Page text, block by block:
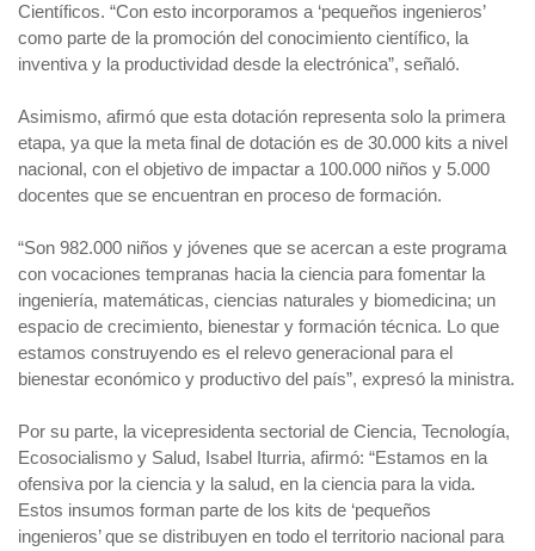
Científicos. “Con esto incorporamos a ‘pequeños ingenieros’
como parte de la promoción del conocimiento científico, la
inventiva y la productividad desde la electrónica”, señaló.
Asimismo, afirmó que esta dotación representa solo la primera
etapa, ya que la meta final de dotación es de 30.000 kits a nivel
nacional, con el objetivo de impactar a 100.000 niños y 5.000
docentes que se encuentran en proceso de formación.
“Son 982.000 niños y jóvenes que se acercan a este programa
con vocaciones tempranas hacia la ciencia para fomentar la
ingeniería, matemáticas, ciencias naturales y biomedicina; un
espacio de crecimiento, bienestar y formación técnica. Lo que
estamos construyendo es el relevo generacional para el
bienestar económico y productivo del país”, expresó la ministra.
Por su parte, la vicepresidenta sectorial de Ciencia, Tecnología,
Ecosocialismo y Salud, Isabel Iturria, afirmó: “Estamos en la
ofensiva por la ciencia y la salud, en la ciencia para la vida.
Estos insumos forman parte de los kits de ‘pequeños
ingenieros’ que se distribuyen en todo el territorio nacional para